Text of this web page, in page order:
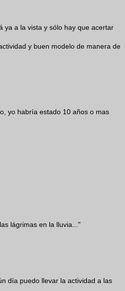
ya a la vista y sólo hay que acertar
y buen modelo de manera de
yo habría estado 10 años o mas
lágrimas en la lluvia..."
día puedo llevar la actividad a las